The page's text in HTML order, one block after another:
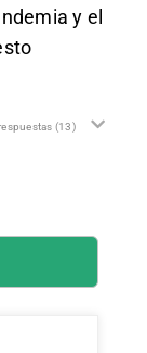
y el
(13)